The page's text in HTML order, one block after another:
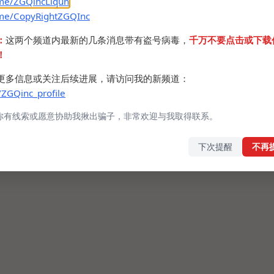
CopyRightZGQInc
这两个频道内最新的几条消息带有盗号病毒， 千万不要点击或下载
多信息或关注后续进展，请访问我的新频道：
有线索或愿意协助我揪出骗子，非常欢迎与我取得联系。
下次提醒 不再